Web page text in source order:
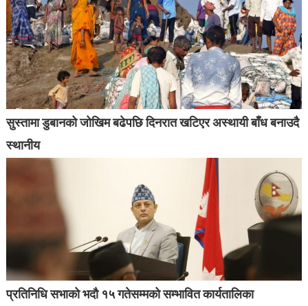
सुस्तामा डुबानको जोखिम बढेपछि दिनरात खटिएर अस्थायी बाँध बनाउदै
स्थानीय
प्रतिनिधि सभाको भदौ १५ गतेसम्मको सम्भावित कार्यतालिका